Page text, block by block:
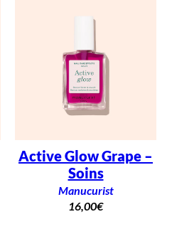
Active Glow Grape –
Soins
Manucurist
16,00€